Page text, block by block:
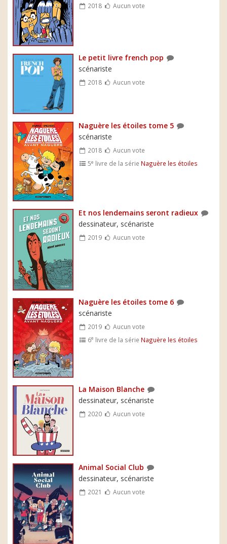
2018 Aucun vote
Le petit livre french pop
scénariste
2018 Aucun vote
Naguère les étoiles tome 5
scénariste
2018
Aucun vote
5e livre de la série Naguère les étoiles
Et nos lendemains seront radieux
dessinateur, scénariste
2019 Aucun vote
Naguère les étoiles tome 6
scénariste
2019
Aucun vote
6e livre de la série Naguère les étoiles
La Maison Blanche
dessinateur, scénariste
2020 Aucun vote
Animal Social Club
dessinateur, scénariste
2021 Aucun vote